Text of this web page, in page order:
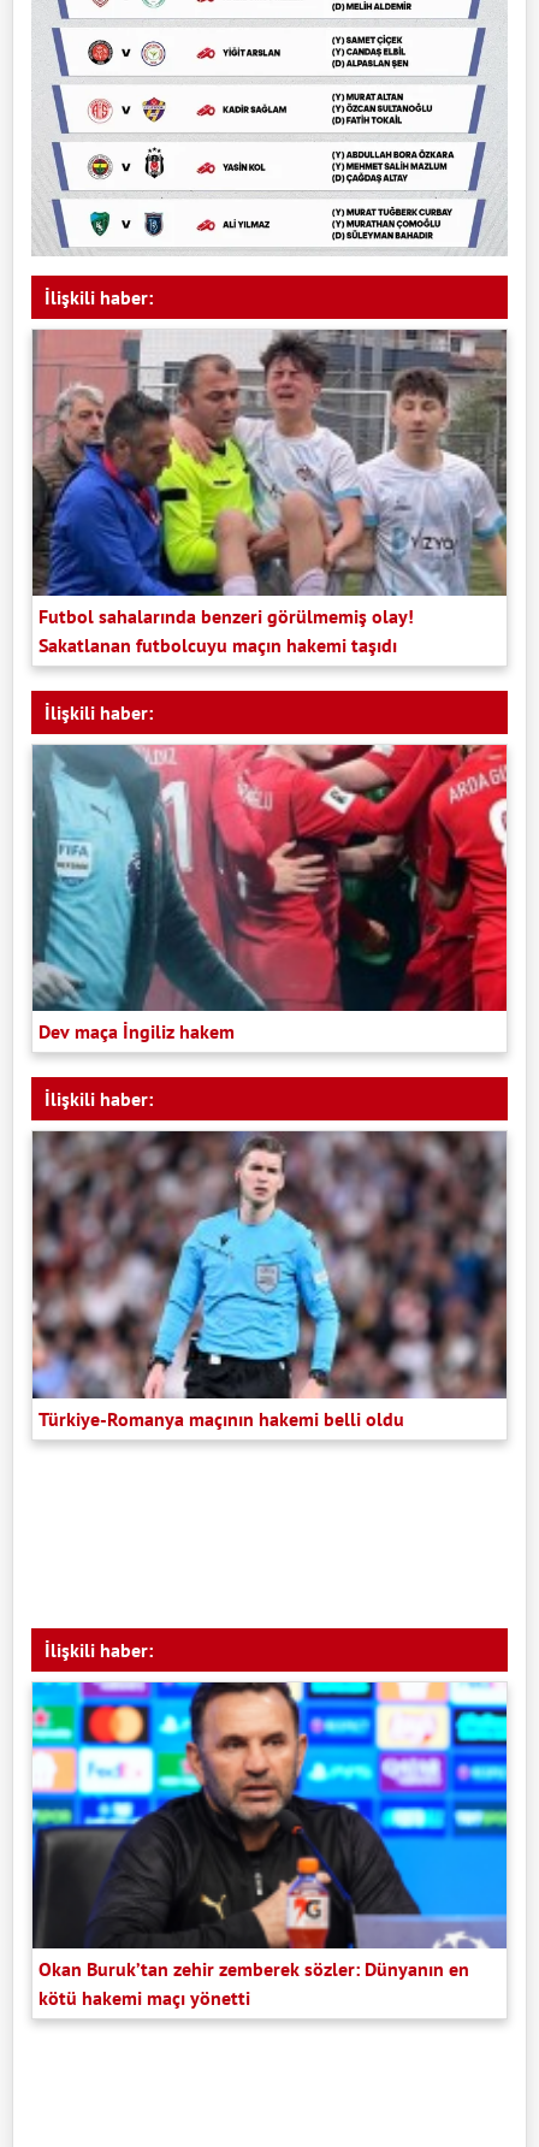
İlişkili haber:
Futbol sahalarında benzeri görülmemiş olay!
Sakatlanan futbolcuyu maçın hakemi taşıdı
İlişkili haber:
Dev maça İngiliz hakem
İlişkili haber:
Türkiye-Romanya maçının hakemi belli oldu
İlişkili haber:
Okan Buruk’tan zehir zemberek sözler: Dünyanın en
kötü hakemi maçı yönetti